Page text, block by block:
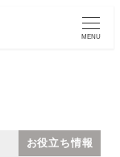
MENU
お役立ち情報